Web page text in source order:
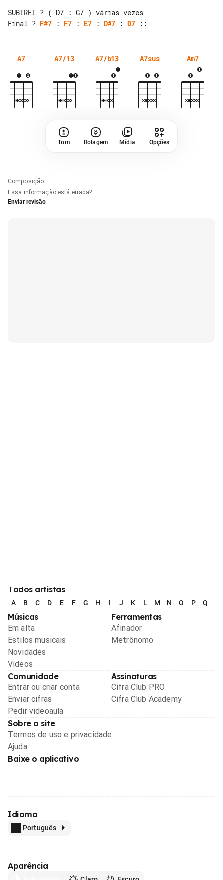
Final ? F#7 : F7 : E7 : D#7 : D7
A7 A7/13 A7/b13 A7sus Am7
Tom Rolagem Mídia Opções
Composição:
Essa informação está errada?
Enviar revisão
Todos artistas
A B C D E F G H I J K L M N O P Q
Músicas
Em alta
Estilos musicais
Novidades
Videos
Ferramentas
Afinador
Metrônomo
Comunidade
Entrar ou criar conta
Enviar cifras
Pedir videoaula
Assinaturas
Cifra Club PRO
Cifra Club Academy
Sobre o site
Termos de uso e privacidade
Ajuda
Baixe o aplicativo
Idioma
Português
Aparência